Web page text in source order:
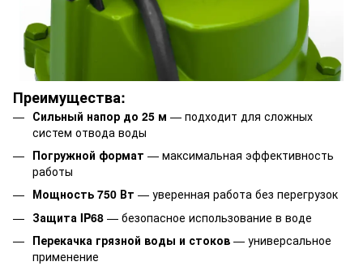
Преимущества:
Сильный напор до 25 м — подходит для сложных
систем отвода воды
Погружной формат — максимальная эффективность
работы
Мощность 750 Вт — уверенная работа без перегрузок
Защита IP68 — безопасное использование в воде
Перекачка грязной воды и стоков — универсальное
применение